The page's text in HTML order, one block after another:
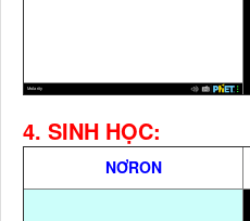
4. SINH HỌC:
NƠRON